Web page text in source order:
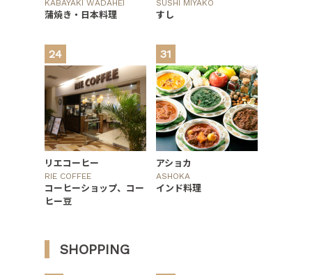
KABAYAKI WADAHEI
蒲焼き・日本料理
SUSHI MIYAKO
すし
24
リエコーヒー
RIE COFFEE
コーヒーショップ、コー
ヒー豆
31
アショカ
ASHOKA
インド料理
SHOPPING